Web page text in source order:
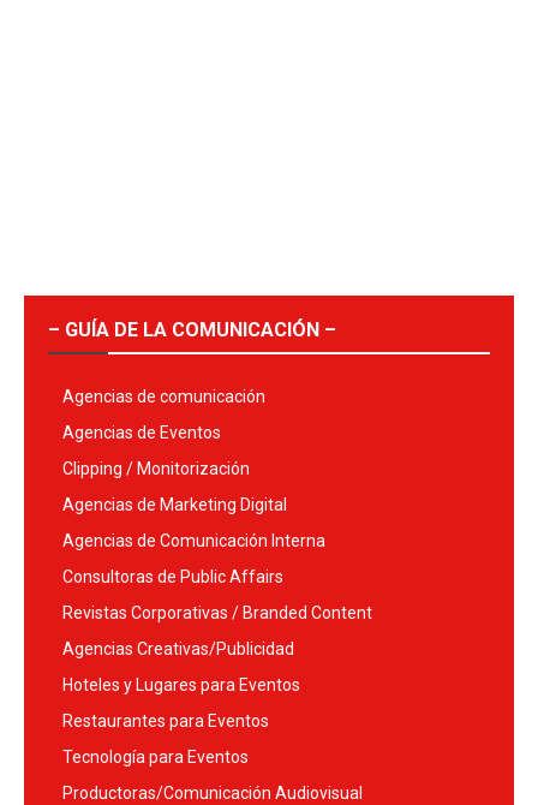
– GUÍA DE LA COMUNICACIÓN –
Agencias de comunicación
Agencias de Eventos
Clipping / Monitorización
Agencias de Marketing Digital
Agencias de Comunicación Interna
Consultoras de Public Affairs
Revistas Corporativas / Branded Content
Agencias Creativas/Publicidad
Hoteles y Lugares para Eventos
Restaurantes para Eventos
Tecnología para Eventos
Productoras/Comunicación Audiovisual